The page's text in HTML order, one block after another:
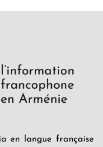
en langue française